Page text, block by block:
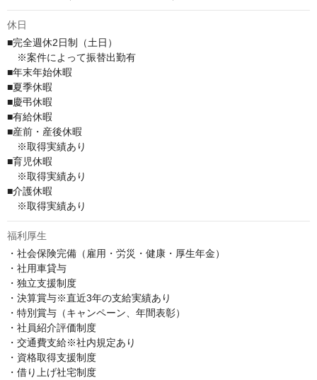
休日
■完全週休2日制（土日）
※案件によって振替出勤有
■年末年始休暇
■夏季休暇
■慶弔休暇
■有給休暇
■産前・産後休暇
※取得実績あり
■育児休暇
※取得実績あり
■介護休暇
※取得実績あり
福利厚生
・社会保険完備（雇⽤・労災・健康・厚⽣年⾦）
・社用車貸与
・独立支援制度
・決算賞与※直近3年の支給実績あり
・特別賞与（キャンペーン、年間表彰）
・社員紹介評価制度
・交通費支給※社内規定あり
・資格取得支援制度
・借り上げ社宅制度